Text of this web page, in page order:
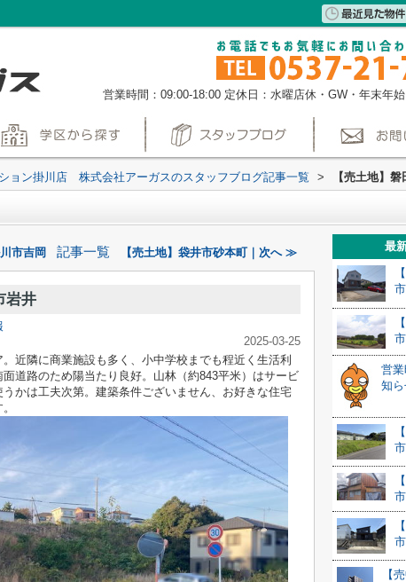
営業時間：09:00-18:00 定休日：水曜店休・GW・年末年
ョン掛川店 株式会社アーガスのスタッフブログ記事一覧 > 【売土地】
市吉岡 記事一覧 【売土地】袋井市砂本町｜次へ ≫
岩井
2025-03-25
近隣に商業施設も多く、小中学校までも程近く生活利
道路のため陽当たり良好。山林（約843平米）はサービ
かは工夫次第。建築条件ございません、お好きな住宅
最
営
知
【